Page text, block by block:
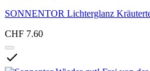
SONNENTOR Lichterglanz
CHF 7.60
